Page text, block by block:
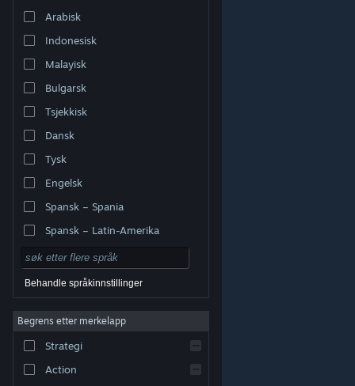
© Valve Corporation. Alle rettigheter reservert. Alle
Retningslinjer for personvern
Tilgjengelighet
|Steams abonnementsavtale
Refusjoner
Arabisk
Indonesisk
Malayisk
Bulgarsk
Tsjekkisk
Dansk
Tysk
Engelsk
Spansk – Spania
Spansk – Latin-Amerika
Behandle språkinnstillinger
Begrens etter merkelapp
Strategi
Action